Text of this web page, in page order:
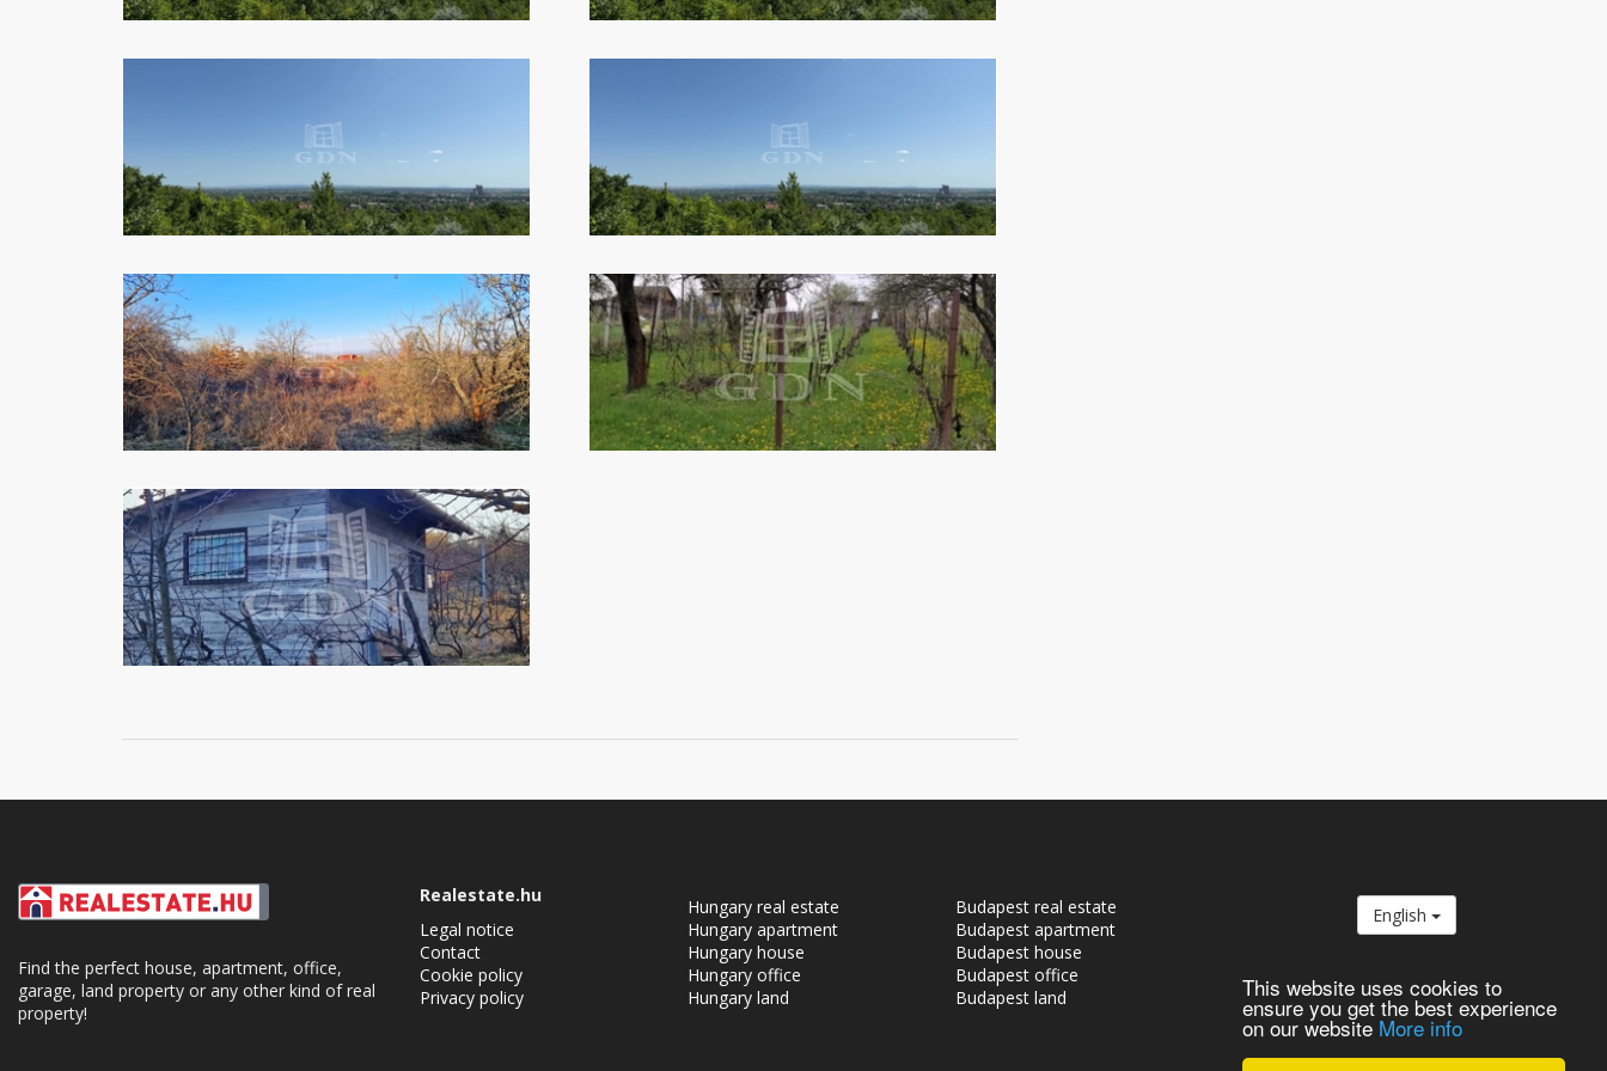
This website uses cookies to
ensure you get the best experience
on our website More info
Find the perfect house, apartment, office,
garage, land property or any other kind of real
property!
Realestate.hu
Legal notice
Contact
Cookie policy
Privacy policy
Hungary real estate
Hungary apartment
Hungary house
Hungary office
Hungary land
Budapest real estate
Budapest apartment
Budapest house
Budapest office
Budapest land
English